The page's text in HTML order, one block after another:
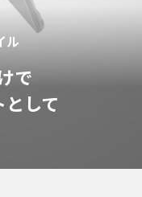
ル
で
して